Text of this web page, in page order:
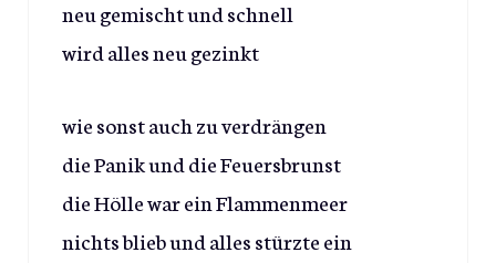
neu gemischt und schnell
wird alles neu gezinkt
wie sonst auch zu verdrängen
die Panik und die Feuersbrunst
die Hölle war ein Flammenmeer
nichts blieb und alles stürzte ein